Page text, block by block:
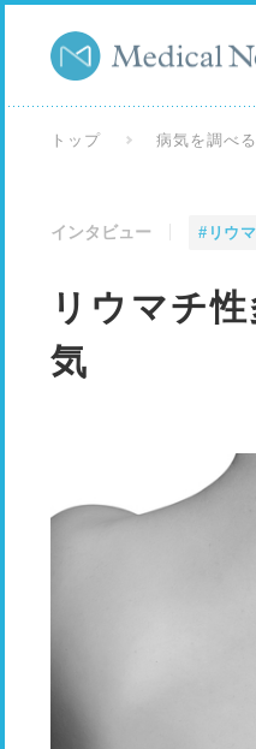
トップ 病気を調べる
インタビュー #リウ
リウマチ
気